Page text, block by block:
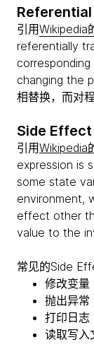
引用Wikipedia
referentially
changing the
相替换，而对
Side Effect
引用Wikipedia
expression is
some state
environment,
effect other
value to the
常见的Side
修改变量
抛出异常
打印日志
读取写入